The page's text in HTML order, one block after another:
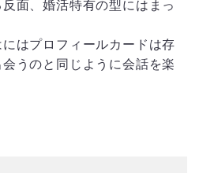
面、婚活特有の型にはまっ
はプロフィールカードは存
うのと同じように会話を楽